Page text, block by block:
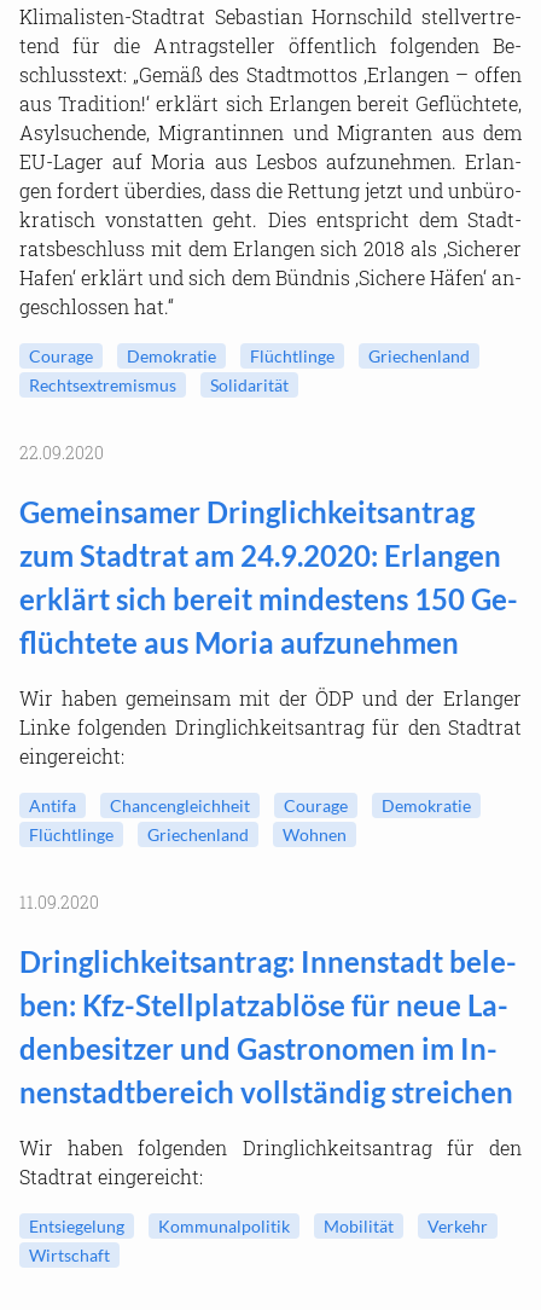
Klimalisten-​Stadtrat Se­bas­ti­an Horn­schild stell­ver­tre­
tend für die An­trag­stel­ler öf­fent­lich fol­gen­den Be­
schluss­text: „Gemäß des Stadt­mot­tos ‚Er­lan­gen – offen
aus Tra­di­ti­on!‘ er­klärt sich Er­lan­gen be­reit Ge­flüch­te­te,
Asyl­su­chen­de, Mi­gran­tin­nen und Mi­gran­ten aus dem
EU-​Lager auf Moria aus Les­bos auf­zu­neh­men. Er­lan­
gen for­dert über­dies, dass die Ret­tung jetzt und un­bü­ro­
kra­tisch von­stat­ten geht. Dies ent­spricht dem Stadt­
rats­be­schluss mit dem Er­lan­gen sich 2018 als ‚Si­che­rer
Hafen‘ er­klärt und sich dem Bünd­nis ‚Si­che­re Häfen‘ an­
ge­schlos­sen hat.“
Cou­ra­ge De­mo­kra­tie Flücht­lin­ge
Grie­chen­land
Rechts­ex­tre­mis­mus
So­li­da­ri­tät
22.09.2020
Ge­mein­sa­mer Dring­lich­keits­an­trag
zum Stadt­rat am 24.9.2020: Er­lan­gen
er­klärt sich be­reit min­des­tens 150 Ge­
flüch­te­te aus Moria auf­zu­neh­men
Wir haben ge­mein­sam mit der ÖDP und der Er­lan­ger
Linke fol­gen­den Dring­lich­keits­an­trag für den Stadt­rat
ein­ge­reicht:
An­ti­fa Chan­cen­gleich­heit Cou­ra­ge
De­mo­kra­tie
Flücht­lin­ge
Grie­chen­land Woh­nen
11.09.2020
Dring­lich­keits­an­trag: In­nen­stadt be­le­
ben: Kfz-​Stellplatzablöse für neue La­
den­be­sit­zer und Gas­tro­no­men im In­
nen­stadt­be­reich voll­stän­dig strei­chen
Wir haben fol­gen­den Dring­lich­keits­an­trag für den
Stadt­rat ein­ge­reicht:
Ent­sie­ge­lung Kom­mu­nal­po­li­tik Mo­bi­li­tät
Ver­kehr
Wirt­schaft